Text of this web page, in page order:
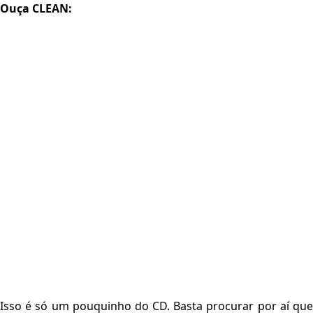
Ouça CLEAN:
Isso é só um pouquinho do CD. Basta procurar por aí que